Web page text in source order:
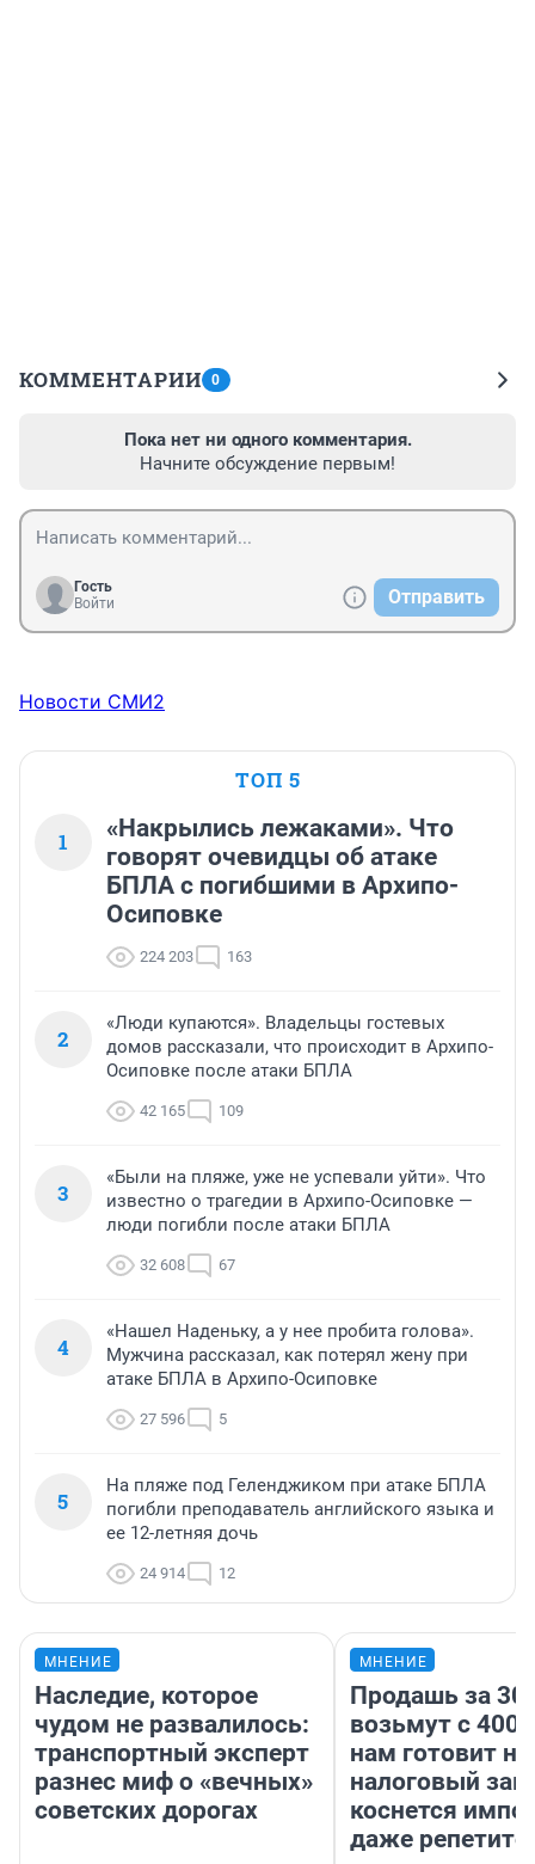
КОММЕНТАРИИ 0
Пока нет ни одного комментария.
Начните обсуждение первым!
Гость
Войти
Отправить
Новости СМИ2
ТОП 5
1
«Накрылись лежаками». Что
говорят очевидцы об атаке
БПЛА с погибшими в Архипо-
Осиповке
224 203 163
2
«Люди купаются». Владельцы гостевых
домов рассказали, что происходит в Архипо-
Осиповке после атаки БПЛА
42 165 109
3
«Были на пляже, уже не успевали уйти». Что
известно о трагедии в Архипо-Осиповке —
люди погибли после атаки БПЛА
32 608 67
4
«Нашел Наденьку, а у нее пробита голова».
Мужчина рассказал, как потерял жену при
атаке БПЛА в Архипо-Осиповке
27 596 5
5
На пляже под Геленджиком при атаке БПЛА
погибли преподаватель английского языка и
ее 12-летняя дочь
24 914 12
МНЕНИЕ
Наследие, которое
чудом не развалилось:
транспортный эксперт
разнес миф о «вечных»
советских дорогах
МНЕНИЕ
Продашь за
возьмут с
нам готовит
налоговый
коснется
даже